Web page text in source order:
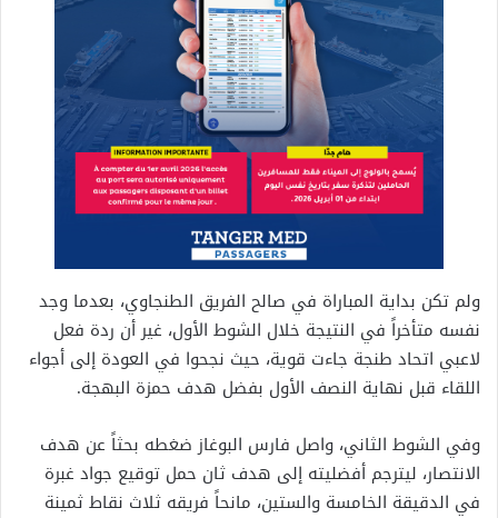
ولم تكن بداية المباراة في صالح الفريق الطنجاوي، بعدما وجد
نفسه متأخراً في النتيجة خلال الشوط الأول، غير أن ردة فعل
لاعبي اتحاد طنجة جاءت قوية، حيث نجحوا في العودة إلى أجواء
اللقاء قبل نهاية النصف الأول بفضل هدف حمزة البهجة.
وفي الشوط الثاني، واصل فارس البوغاز ضغطه بحثاً عن هدف
الانتصار، ليترجم أفضليته إلى هدف ثان حمل توقيع جواد غبرة
في الدقيقة الخامسة والستين، مانحاً فريقه ثلاث نقاط ثمينة